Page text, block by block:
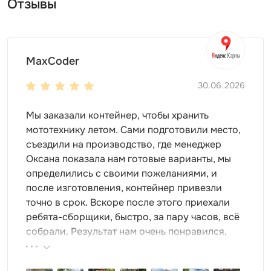
Благодаря рольставням попасть внутрь хозблока
распашных ворот такая система не занимает много
места на участке. К преимуществам такой входной
взломостойкости. Рольставни не требуют сложного
Ориентироваться внутри помещения помогает
дневной свет, проникающий через расположенное в
верхней части хозблока окно. Искусственное
освещение может быть организовано при помощи
прожектора на солнечных панелях, для его установки
предусмотрены штатные крепления.
Дополнительное оснащение хозблока
Премиум с односкатной крышей
Отзывы
MaxCoder
30.06.2026
Мы заказали контейнер, чтобы хранить
мототехнику летом. Сами подготовили место,
съездили на производство, где менеджер
Оксана показала нам готовые варианты, мы
определились с своими пожеланиями, и
после изготовления, контейнер привезли
точно в срок. Вскоре после этого приехали
ребята-сборщики, быстро, за пару часов, всё
собрали. Результат нам очень понравился,
поэтому всем советуем эту фирму.